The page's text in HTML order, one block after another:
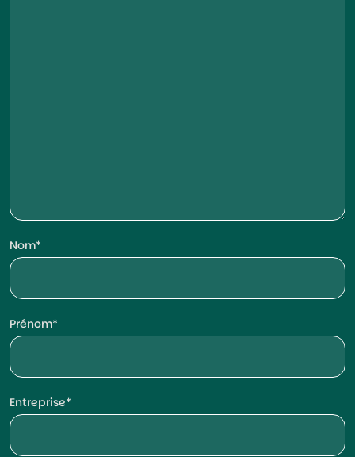
Nom
Prénom
Entreprise